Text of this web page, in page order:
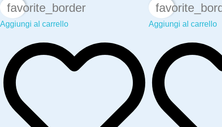
favorite_border
Aggiungi al carrello Aggiungi al carrello